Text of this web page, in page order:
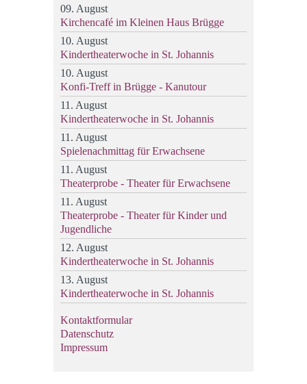
09. August
Kirchencafé im Kleinen Haus Brügge
10. August
Kindertheaterwoche in St. Johannis
10. August
Konfi-Treff in Brügge - Kanutour
11. August
Kindertheaterwoche in St. Johannis
11. August
Spielenachmittag für Erwachsene
11. August
Theaterprobe - Theater für Erwachsene
11. August
Theaterprobe - Theater für Kinder und
Jugendliche
12. August
Kindertheaterwoche in St. Johannis
13. August
Kindertheaterwoche in St. Johannis
Kontaktformular
Datenschutz
Impressum